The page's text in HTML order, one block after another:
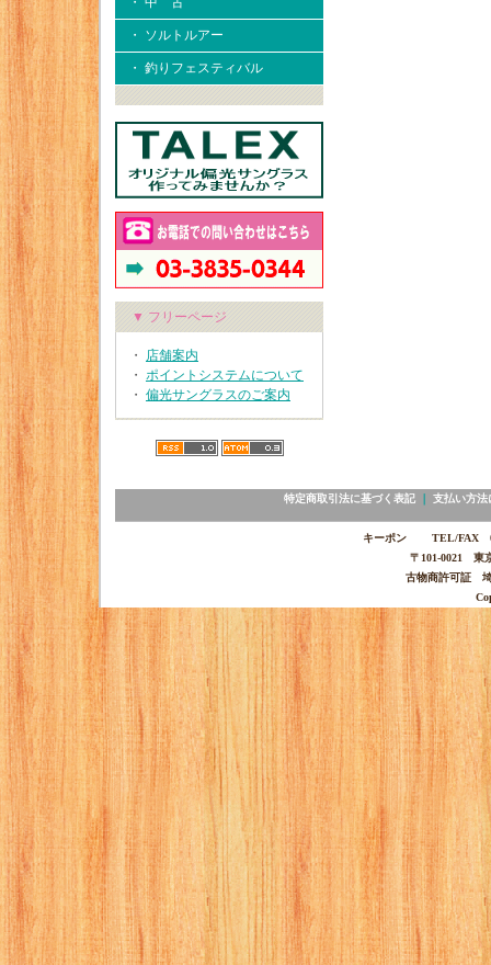
・ ソルトルアー
・ 釣りフェスティバル
▼ フリーページ
・ 店舗案内
・ ポイントシステムについて
・ 偏光サングラスのご案内
特定商取引法に基づく表記｜ 支払い方法
キーポン TEL/FAX
〒101-0021 東
古物商許可証